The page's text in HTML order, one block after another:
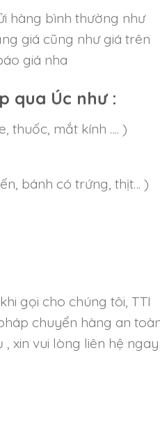
hàng bình thường như
giá cũng như giá trên
giá nha
qua Úc như :
thuốc, mắt kính …. )
bánh có trứng, thịt… )
gọi cho chúng tôi, TTI
chuyển hàng an
xin vui lòng liên hệ ngay